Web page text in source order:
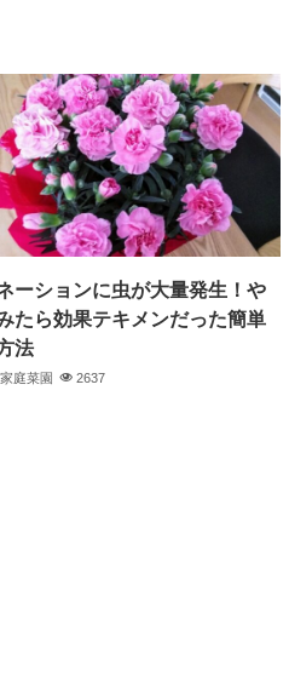
ーションに虫が大量発生！や
たら効果テキメンだった簡単
法
庭菜園 2637